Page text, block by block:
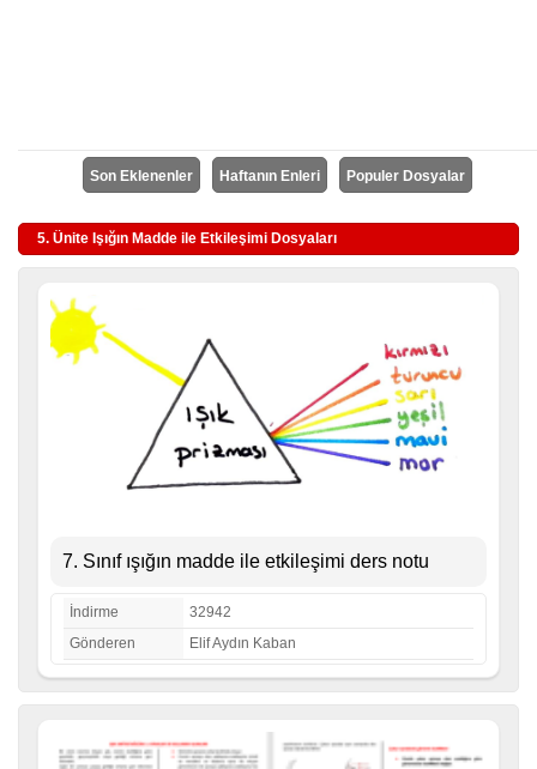
Son Eklenenler Haftanın Enleri Populer Dosyalar
5. Ünite Işığın Madde ile Etkileşimi Dosyaları
7. Sınıf ışığın madde ile etkileşimi ders notu
İndirme
32942
Gönderen
Elif Aydın Kaban